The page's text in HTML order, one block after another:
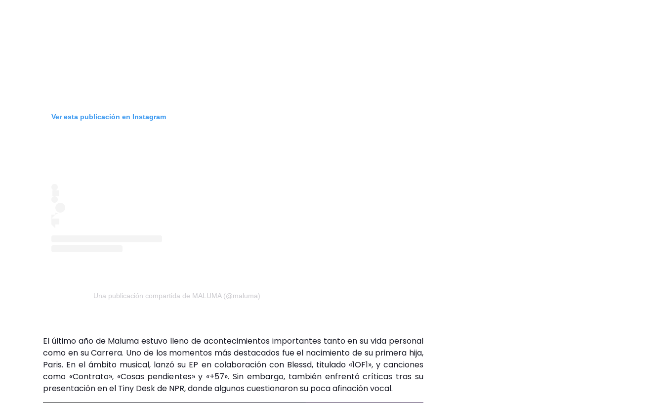
Ver esta publicación en Instagram
Una publicación compartida de MALUMA (@maluma)
El último año de Maluma estuvo lleno de acontecimientos importantes tanto en su vida personal
como en su Carrera. Uno de los momentos más destacados fue el nacimiento de su primera hija,
Paris. En el ámbito musical, lanzó su EP en colaboración con Blessd, titulado «1OF1», y canciones
como «Contrato», «Cosas pendientes» y «+57». Sin embargo, también enfrentó críticas tras su
presentación en el Tiny Desk de NPR, donde algunos cuestionaron su poca afinación vocal.